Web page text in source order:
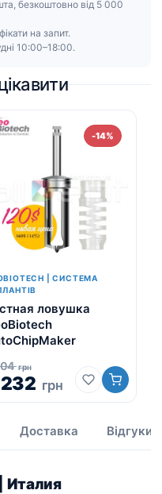
безкоштовно від 5 000
на запит.
10:00–18:00.
-14%
| СИСТЕМА
ловушка
грн
грн
Доставка Відгуки
| Италия